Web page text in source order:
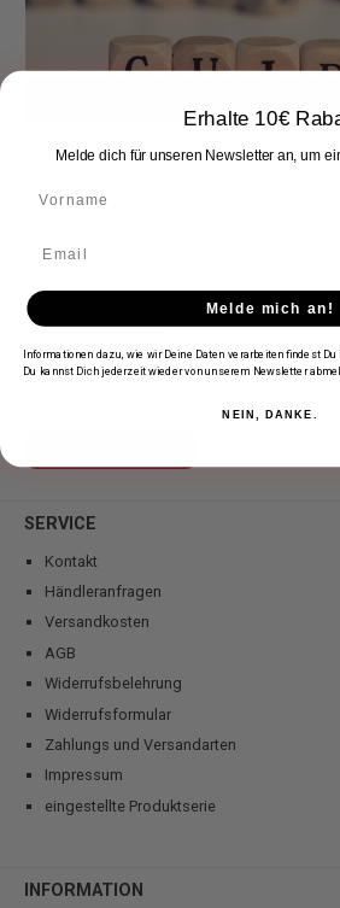
04402 97391 40
Mo. - Fr. 09:00 - 16:00 Uhr
SERVICE
Kontakt
Händleranfragen
Versandkosten
AGB
Widerrufsbelehrung
Widerrufsformular
Zahlungs und Versandarten
Impressum
eingestellte Produktserie
INFORMATION
Erhalte 10€
Melde dich für unseren Newsletter an, um
Melde mich an!
Informationen dazu, wie wir Deine Daten verarbeiten findest
Du kannst Dich jederzeit wieder von unserem Newsletter
NEIN, DANKE.